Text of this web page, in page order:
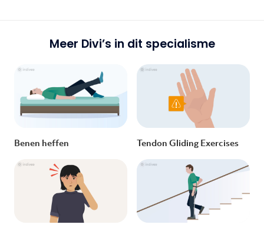
Meer Divi’s in dit specialisme
Benen heffen Tendon Gliding Exercises